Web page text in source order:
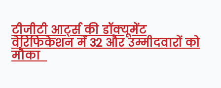
टीजीटी आर्ट्स की डॉक्यूमेंट
वेरिफिकेशन में 32 और उम्मीदवारों को
मौका